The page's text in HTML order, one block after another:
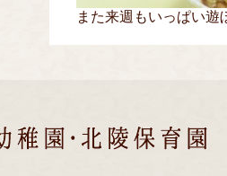
また来週もいっぱい遊